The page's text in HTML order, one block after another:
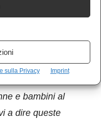
sulla Privacy Imprint
se lo
“
casa mia. In
e bambini al
a dire queste